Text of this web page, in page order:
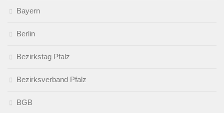
Bayern
Berlin
Bezirkstag Pfalz
Bezirksverband Pfalz
BGB